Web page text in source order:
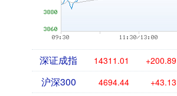
深证成指 14311.01 +200.89
沪深300 4694.44 +43.13